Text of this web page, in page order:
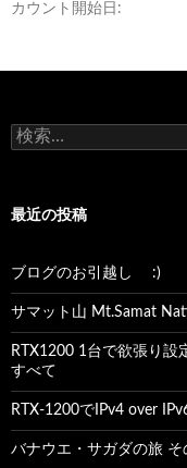
カウント開始日:
検
索
最近の投稿
ブログのお引越し :)
サマット山 Mt.Samat
RTX1200 1台で欲張り設
すべて
RTX-1200でIPv4 over
バナウエ・サガダの旅